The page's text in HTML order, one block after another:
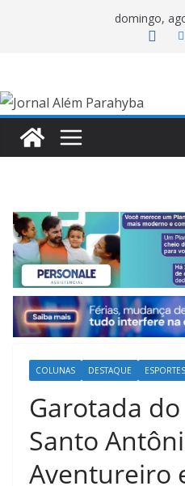
domingo,
COLUNAS DESTAQUE ESPORTES
Garotada
Santo
Aventureiro